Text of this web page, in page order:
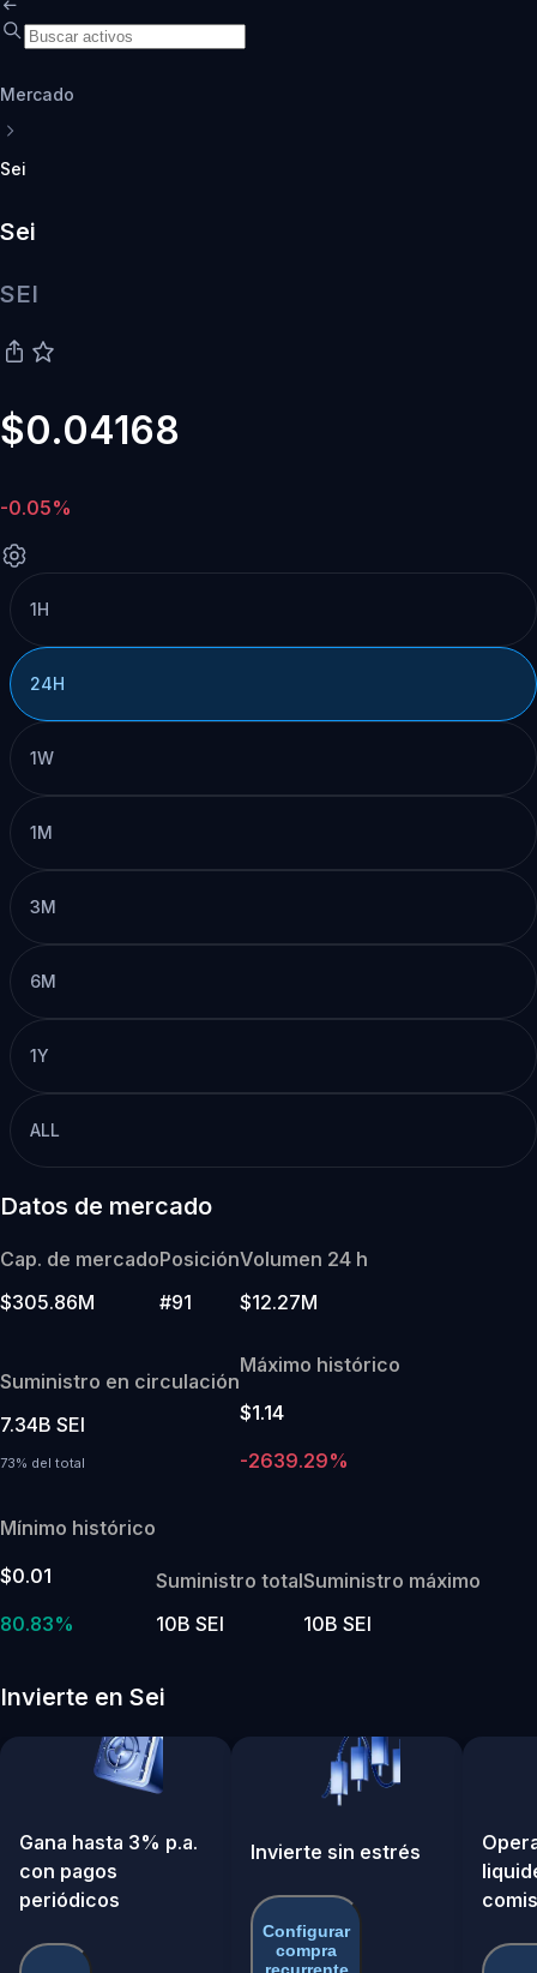
Mercado
Sei
Sei
SEI
$0.04168
-0.05%
1H
24H
1W
1M
3M
6M
1Y
ALL
Datos de mercado
Cap. de mercado
$305.86M
Posición
#91
Volumen 24 h
$12.27M
Suministro en circulación
7.34B SEI
73% del total
Máximo histórico
$1.14
-2639.29%
Mínimo histórico
$0.01
80.83%
Suministro total
10B SEI
Suministro máximo
10B SEI
Invierte en Sei
Gana hasta 3% p.a.
con pagos
periódicos
Invierte sin estrés
Configurar
compra
recurrente